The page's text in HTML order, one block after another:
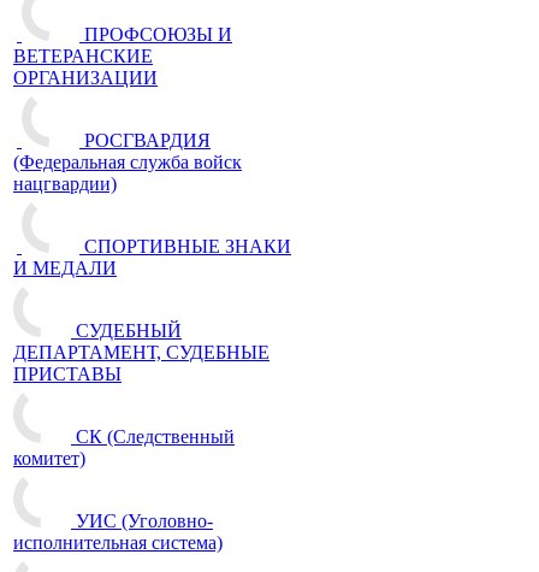
ПРОФСОЮЗЫ И
ВЕТЕРАНСКИЕ
ОРГАНИЗАЦИИ
РОСГВАРДИЯ
(Федеральная служба войск
нацгвардии)
СПОРТИВНЫЕ ЗНАКИ
И МЕДАЛИ
СУДЕБНЫЙ
ДЕПАРТАМЕНТ, СУДЕБНЫЕ
ПРИСТАВЫ
СК (Следственный
комитет)
УИС (Уголовно-
исполнительная система)